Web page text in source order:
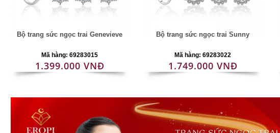
Bộ trang sức ngọc trai Genevieve
Mã hàng: 69283015
1.399.000 VNĐ
Bộ trang sức ngọc trai Sunny
Mã hàng: 69283022
1.749.000 VNĐ